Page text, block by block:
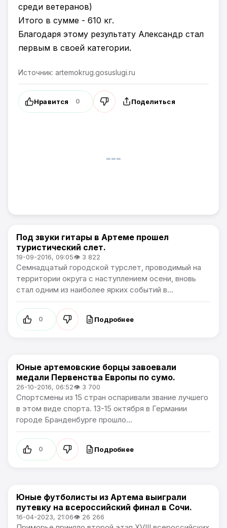
среди ветеранов)
Итого в сумме - 610 кг.
Благодаря этому результату Александр стал
первым в своей категории.
Источник: artemokrug.gosuslugi.ru
Нравится 0 Поделиться
Спорт
Под звуки гитары в Артеме прошел
туристический слет.
19-09-2016, 09:05👁 3 822
Семнадцатый городской турслет, проводимый на
территории округа с наступлением осени, вновь
стал одним из наиболее ярких событий в...
0 Подробнее
Спорт
Юные артемовские борцы завоевали
медали Первенства Европы по сумо.
26-10-2016, 06:52👁 3 700
Спортсмены из 15 стран оспаривали звание лучшего
в этом виде спорта. 13-15 октября в Германии
городе Бранденбурге прошло...
0 Подробнее
Спорт
Юные футболисты из Артема выиграли
путевку на всероссийский финал в Сочи.
16-04-2023, 21:06👁 26 266